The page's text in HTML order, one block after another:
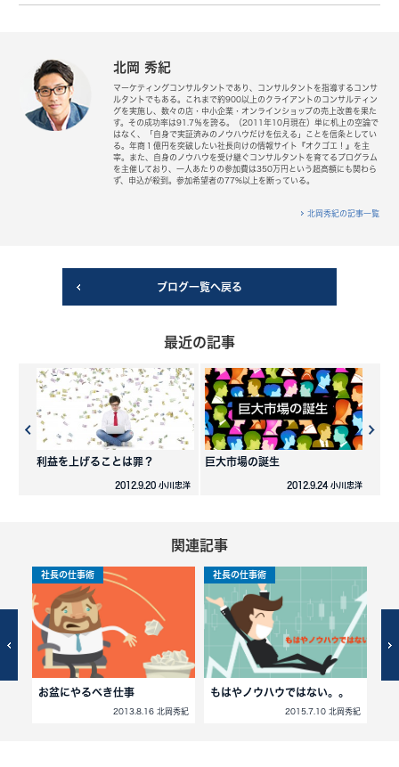
北岡 秀紀
マーケティングコンサルタントであり、コンサルタントを指導するコンサ
ルタントでもある。これまで約900以上のクライアントのコンサルティン
グを実施し、数々の店・中小企業・オンラインショップの売上改善を果た
す。その成功率は91.7％を誇る。（2011年10月現在）単に机上の空論で
はなく、「自身で実証済みのノウハウだけを伝える」ことを信条としてい
る。年商１億円を突破したい社長向けの情報サイト『オクゴエ！』を主
宰。また、自身のノウハウを受け継ぐコンサルタントを育てるプログラム
を主催しており、一人あたりの参加費は350万円という超高額にも関わら
ず、申込が殺到。参加希望者の77%以上を断っている。
北岡秀紀の記事一覧
ブログ一覧へ戻る
最近の記事
利益を上げることは罪？
2012.9.20 小川忠洋
巨大市場の誕生
2012.9.24 小川忠洋
関連記事
社長の仕事術
お盆にやるべき仕事
2013.8.16 北岡秀紀
社長の仕事術
もはやノウハウではない。。
2015.7.10 北岡秀紀